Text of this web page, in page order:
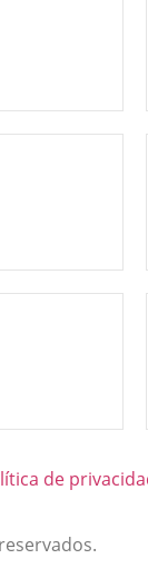
de